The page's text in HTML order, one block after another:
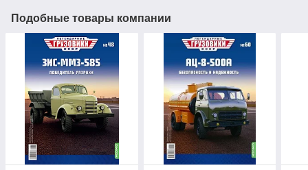
Подобные товары компании